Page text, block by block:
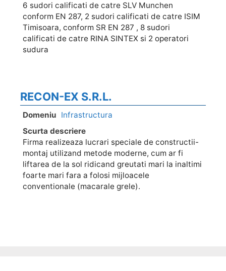
6 sudori calificati de catre SLV Munchen
conform EN 287, 2 sudori calificati de catre ISIM
Timisoara, conform SR EN 287 , 8 sudori
calificati de catre RINA SINTEX si 2 operatori
sudura
RECON-EX S.R.L.
Domeniu Infrastructura
Scurta descriere
Firma realizeaza lucrari speciale de constructii-
montaj utilizand metode moderne, cum ar fi
liftarea de la sol ridicand greutati mari la inaltimi
foarte mari fara a folosi mijloacele
conventionale (macarale grele).